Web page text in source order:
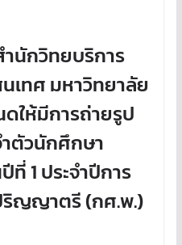
นักวิทยบริการ
นเทศ มหาวิทยาลัย
ให้มีการถ่ายรูป
ตัวนักศึกษา
1 ประจำปีการ
ริญญาตรี (กศ.พ.)